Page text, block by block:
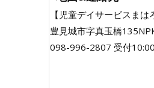
【児童デイサービスまは
豊見城市字真玉橋
098-996-2807 受付